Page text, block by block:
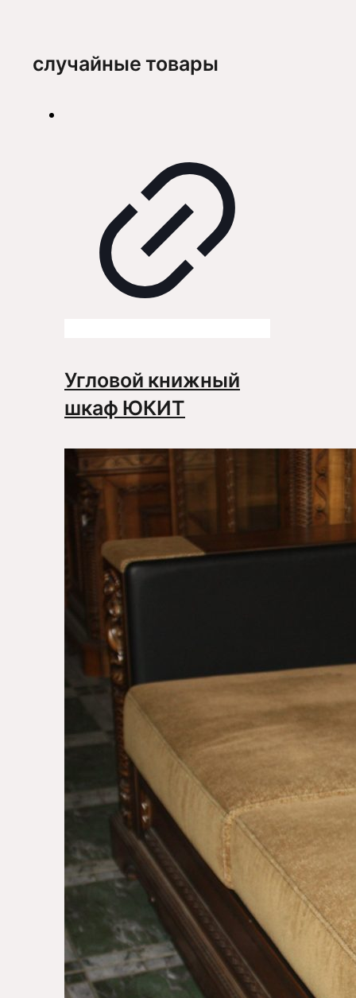
случайные товары
Угловой книжный
шкаф ЮКИТ